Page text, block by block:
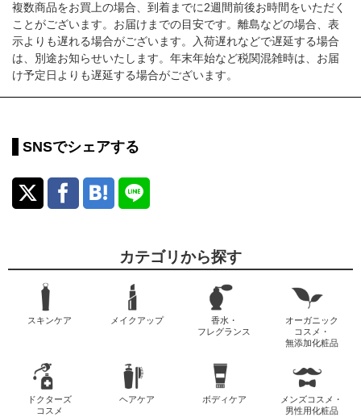
複数商品をお買上の場合、到着までに2週間前後お時間をいただく
ことがございます。お届けまでの目安です。離島などの場合、表
示よりも遅れる場合がございます。入荷遅れなどで遅延する場合
は、別途お知らせいたします。年末年始など税関混雑時は、お届
け予定日よりも遅延する場合がございます。
SNSでシェアする
カテゴリから探す
スキンケア メイクアップ
香水・
フレグランス
オーガニック
コスメ・
無添加化粧品
ドクターズ
コスメ
ヘアケア ボディケア
メンズコスメ・
男性用化粧品